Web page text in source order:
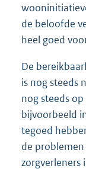
de beloofde
heel goed
De
is nog steeds
nog steeds
bijvoorbeeld
tegoed
de
zorgverleners